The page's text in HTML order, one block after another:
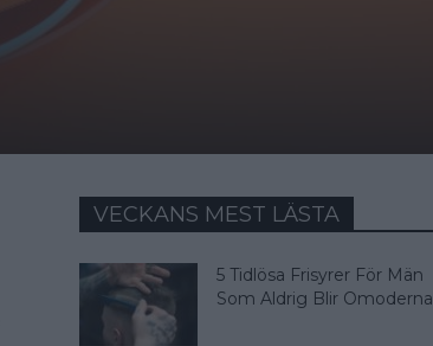
VECKANS MEST LÄSTA
5 Tidlösa Frisyrer För Män
Som Aldrig Blir Omoderna